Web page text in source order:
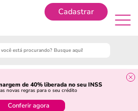
Cadastrar
de 40% liberada no seu INSS
novas regras para o seu crédito
Conferir agora